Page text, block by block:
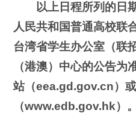
以上日程所列的日
人民共和国普通高校联
台湾省学生办公室（联
（港澳）中心的公告为
站（eea.gd.gov.cn）
（www.edb.gov.hk）。